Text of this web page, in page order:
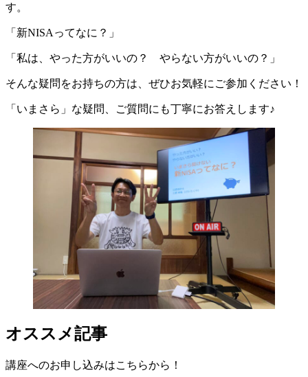
す。
「新NISAってなに？」
「私は、やった方がいいの？ やらない方がいいの？」
そんな疑問をお持ちの方は、ぜひお気軽にご参加ください！
「いまさら」な疑問、ご質問にも丁寧にお答えします♪
オススメ記事
講座へのお申し込みはこちらから！